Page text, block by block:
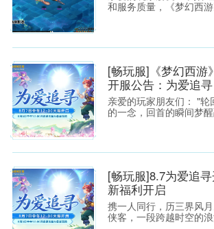
官方
和服务质量，《梦幻西
的维护工作。预计维护
0，请各位玩家相互转
时间，以免造成不必要
[畅玩服]《梦幻西游
开服公告：为爱追寻
亲爱的玩家朋友们： "
的一念，回首的瞬间梦
每一位曾初入建邺城、
的少侠，心头都会泛起
悸动，是我们在锦瑟年
响。
[畅玩服]8.7为爱追
新福利开启
携一人同行，历三界风
侠客，一段跨越时空的